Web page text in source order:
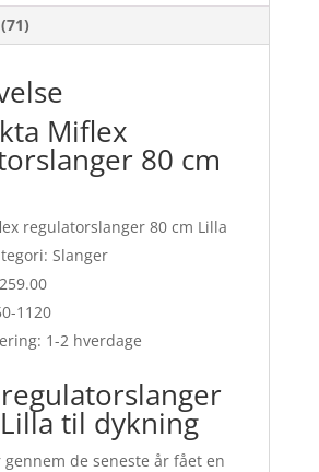
Miflex
80 cm
regulatorslanger 80 cm Lilla
Slanger
1120
1-2 hverdage
til dykning
gennem de seneste år fået en